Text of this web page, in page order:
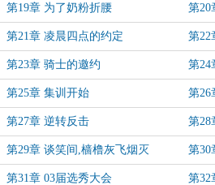
第19章 为了奶粉折腰 第20
第21章 凌晨四点的约定 第22
第23章 骑士的邀约 第24
第25章 集训开始 第26
第27章 逆转反击 第28
第29章 谈笑间,樯橹灰飞烟灭 第30
第31章 03届选秀大会 第32